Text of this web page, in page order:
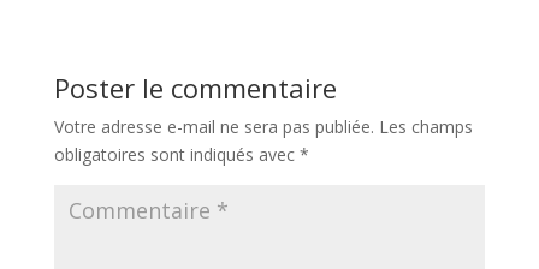
Plus d'information
Poster le commentaire
Votre adresse e-mail ne sera pas publiée. Les champs
obligatoires sont indiqués avec *